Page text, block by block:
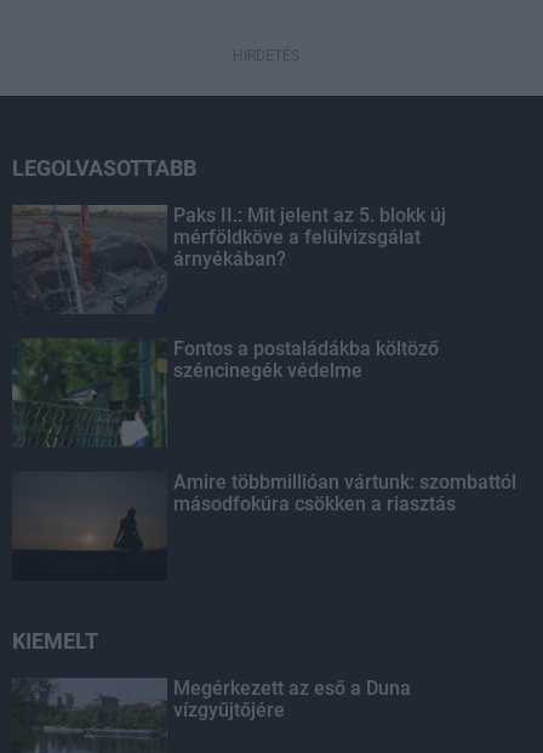
HIRDETÉS
LEGOLVASOTTABB
Paks II.: Mit jelent az 5. blokk új
mérföldköve a felülvizsgálat
árnyékában?
Fontos a postaládákba költöző
széncinegék védelme
Amire többmillióan vártunk: szombattól
másodfokúra csökken a riasztás
KIEMELT
Megérkezett az eső a Duna
vízgyűjtőjére